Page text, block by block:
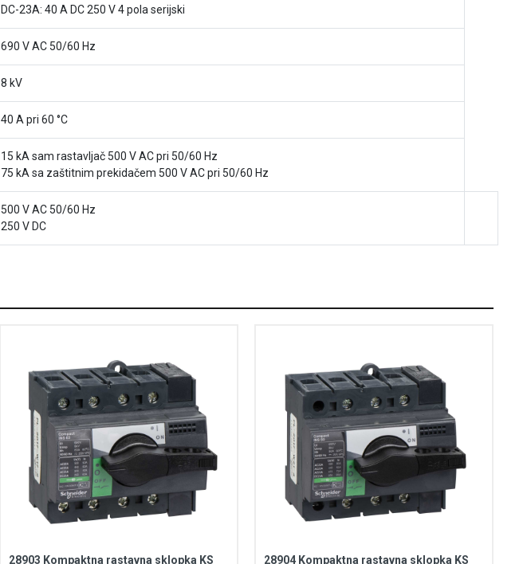
DC-23A: 40 A DC 250 V 4 pola serijski
690 V AC 50/60 Hz
8 kV
40 A pri 60 °C
15 kA sam rastavljač 500 V AC pri 50/60 Hz
75 kA sa zaštitnim prekidačem 500 V AC pri 50/60 Hz
500 V AC 50/60 Hz
250 V DC
28903 Kompaktna rastavna sklopka KS
28904 Kompaktna rastavna sklopka KS